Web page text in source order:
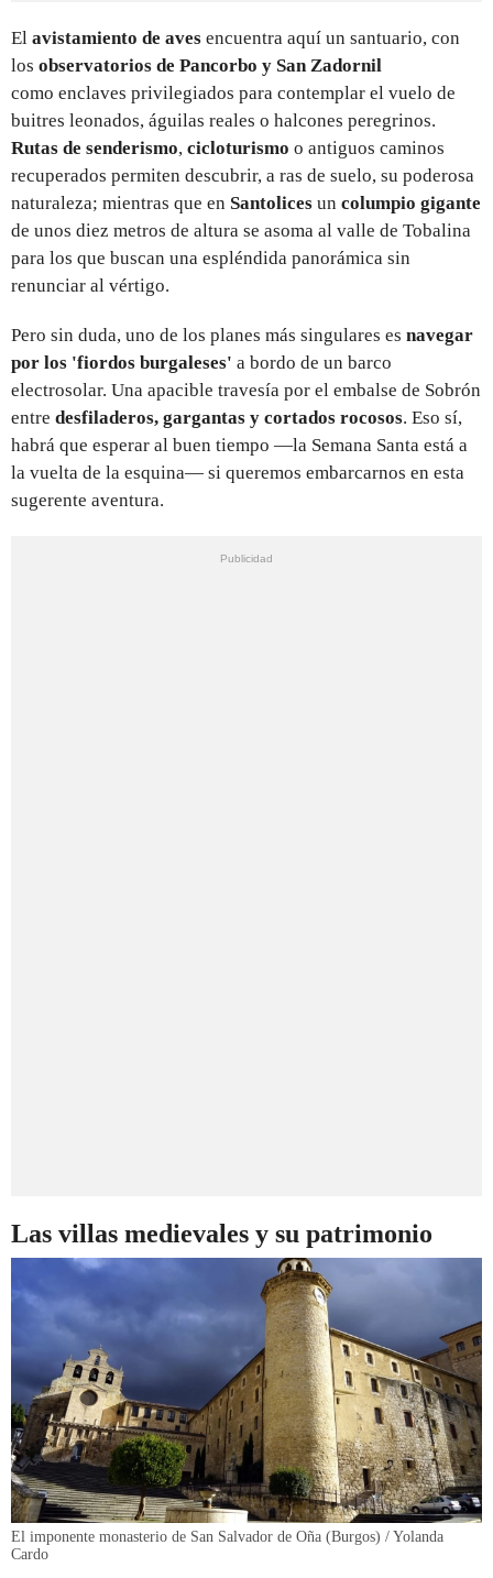
El avistamiento de aves encuentra aquí un santuario, con
los observatorios de Pancorbo y San Zadornil
como enclaves privilegiados para contemplar el vuelo de
buitres leonados, águilas reales o halcones peregrinos.
Rutas de senderismo, cicloturismo o antiguos caminos
recuperados permiten descubrir, a ras de suelo, su poderosa
naturaleza; mientras que en Santolices un columpio gigante
de unos diez metros de altura se asoma al valle de Tobalina
para los que buscan una espléndida panorámica sin
renunciar al vértigo.
Pero sin duda, uno de los planes más singulares es navegar
por los 'fiordos burgaleses' a bordo de un barco
electrosolar. Una apacible travesía por el embalse de Sobrón
entre desfiladeros, gargantas y cortados rocosos. Eso sí,
habrá que esperar al buen tiempo —la Semana Santa está a
la vuelta de la esquina— si queremos embarcarnos en esta
sugerente aventura.
Las villas medievales y su patrimonio
El imponente monasterio de San Salvador de Oña (Burgos) / Yolanda
Cardo